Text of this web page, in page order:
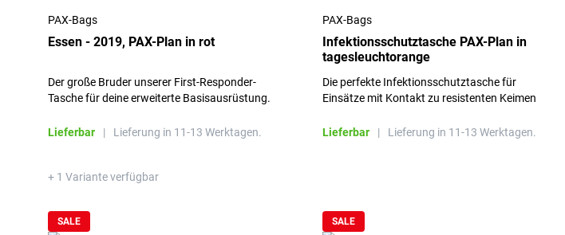
PAX-Bags
Essen - 2019, PAX-Plan in rot
Der große Bruder unserer First-Responder-
Tasche für deine erweiterte Basisausrüstung.
Trennwand im Hauptfach.
Lieferbar | Lieferung in 11-13 Werktagen.
+ 1 Variante verfügbar
PAX-Bags
Infektionsschutztasche PAX-Plan in
tagesleuchtorange
Die perfekte Infektionsschutztasche für
Einsätze mit Kontakt zu resistenten Keimen
Lieferbar
| Lieferung in 11-13 Werktagen.
SALE SALE